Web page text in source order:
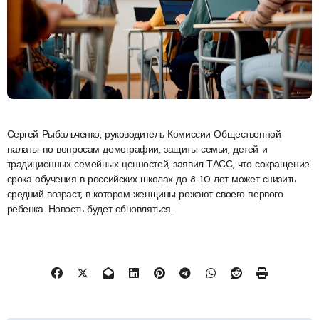
Сергей Рыбальченко, руководитель Комиссии Общественной
палаты по вопросам демографии, защиты семьи, детей и
традиционных семейных ценностей, заявил ТАСС, что сокращение
срока обучения в российских школах до 8–10 лет может снизить
средний возраст, в котором женщины рожают своего первого
ребенка. Новость будет обновляться.